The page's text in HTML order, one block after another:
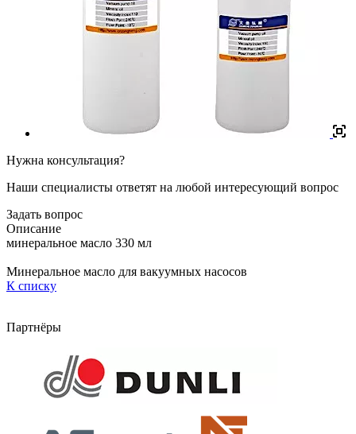
Нужна консультация?
Наши специалисты ответят на любой интересующий вопрос
Задать вопрос
Описание
минеральное масло 330 мл
Минеральное масло для вакуумных насосов
К списку
Партнёры